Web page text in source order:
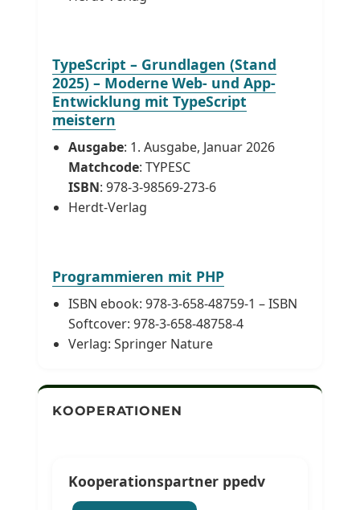
TypeScript – Grundlagen (Stand
2025) – Moderne Web- und App-
Entwicklung mit TypeScript
meistern
Ausgabe: 1. Ausgabe, Januar 2026
Matchcode: TYPESC
ISBN: 978-3-98569-273-6
Herdt-Verlag
Programmieren mit PHP
ISBN ebook: 978-3-658-48759-1 – ISBN
Softcover: 978-3-658-48758-4
Verlag: Springer Nature
KOOPERATIONEN
Kooperationspartner ppedv